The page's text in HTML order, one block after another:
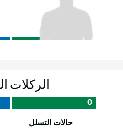
الركلات
0
حالات التسلل